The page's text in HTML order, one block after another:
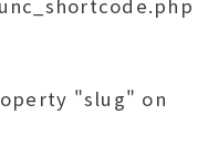
"slug" on